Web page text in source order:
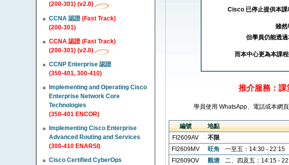
(200-301) (v2.0)
CCNA 認證(Fast Track)
(200-301)
CCNA 認證 (Fast Track)
(200-301) (v2.0)
CCNP Enterprise 認證
(350-401, 300-410)
Implementing and Operating Cisco
Enterprise Network Core
Technologies
(350-401 ENCOR)
Implementing Cisco Enterprise
Advanced Routing and Services
(300-410 ENARSI)
Cisco Certified CyberOps
Cisco 已停止提供本課
雖然
但學員仍能透
而本中心更為本課
推介服務：課
學員使用 WhatsApp、電話或本網
編號 地點
FI2609AV
不限
FI2609MV
旺角 一至五：14:30 -
FI2609OV
觀塘 二、四及五：14:15 -